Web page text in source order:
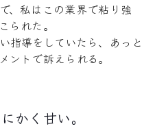
、私はこの業界で粘り強
られた。
指導をしていたら、あっと
ントで訴えられる。
かく甘い。